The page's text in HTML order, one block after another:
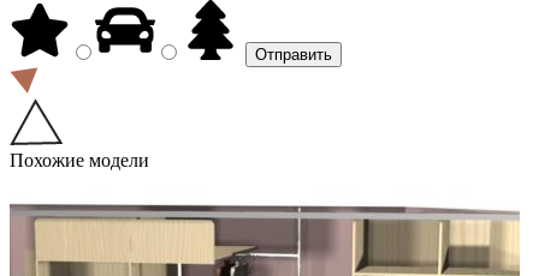
Похожие модели